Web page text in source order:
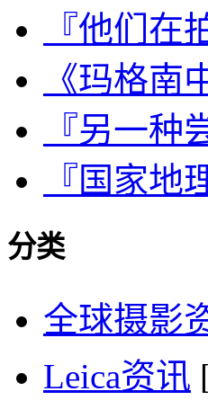
『他们在
《玛格南
『另一种
『国家地
分类
全球摄影
Leica资讯